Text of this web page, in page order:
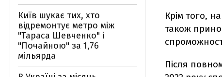
Крім того,
також
Після
Київ шукає тих, хто
відремонтує метро між
"Тараса Шевченко" і
"Почайною" за 1,76
мільярда